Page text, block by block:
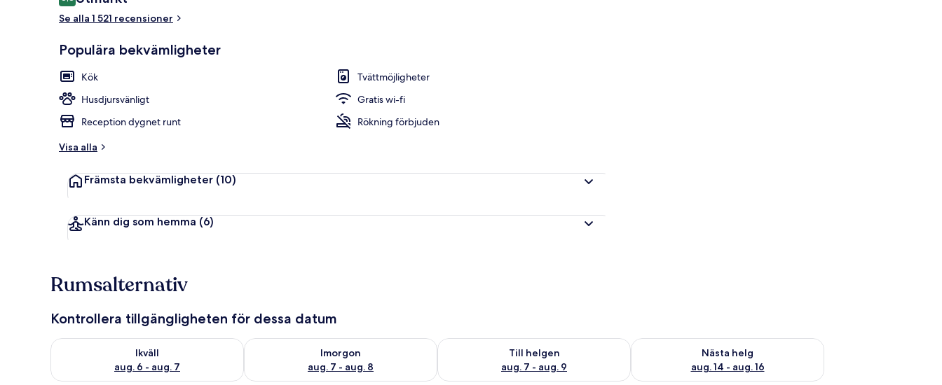
Se alla 1 521 recensioner
Populära bekvämligheter
Kök
Tvättmöjligheter
Husdjursvänligt
Gratis wi-fi
Reception dygnet runt
Rökning förbjuden
Visa alla
Främsta bekvämligheter (10)
Känn dig som hemma (6)
Rumsalternativ
Kontrollera tillgängligheten för dessa datum
Ikväll
aug. 6 - aug. 7
Kontrollera tillgängligheten för ikväll aug. 6 - aug. 7
Imorgon
aug. 7 - aug. 8
Kontrollera tillgängligheten för imorgon aug. 7 - aug. 8
Till helgen
aug. 7 - aug. 9
Kontrollera tillgängligheten för den här helgen aug. 7 - aug. 9
Nästa helg
aug. 14 - aug. 16
Kontrollera tillgängligheten för nästa helg aug. 14 - aug. 16